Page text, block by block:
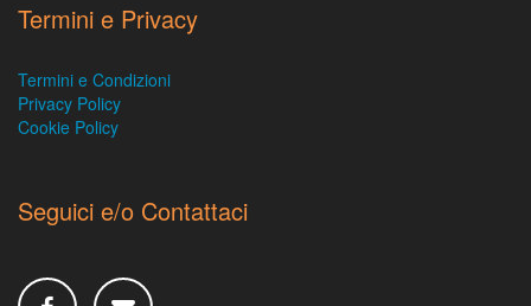
Termini e Privacy
Termini e Condizioni
Privacy Policy
Cookie Policy
Seguici e/o Contattaci